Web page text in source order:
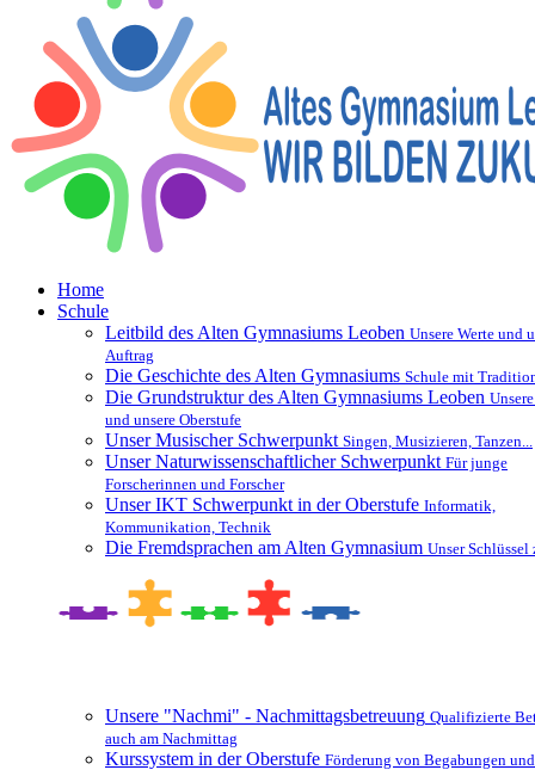
Home
Schule
Leitbild des Alten Gymnasiums Leoben Unsere Werte und
Auftrag
Die Geschichte des Alten Gymnasiums Schule mit
Die Grundstruktur des Alten Gymnasiums Leoben
und unsere Oberstufe
Unser Musischer Schwerpunkt Singen, Musizieren, Tanzen...
Unser Naturwissenschaftlicher Schwerpunkt Für junge
Forscherinnen und Forscher
Unser IKT Schwerpunkt in der Oberstufe Informatik,
Kommunikation, Technik
Die Fremdsprachen am Alten Gymnasium Unser Schlüssel
Unsere "Nachmi" - Nachmittagsbetreuung Qualifizierte
auch am Nachmittag
Kurssystem in der Oberstufe Förderung von Begabungen und